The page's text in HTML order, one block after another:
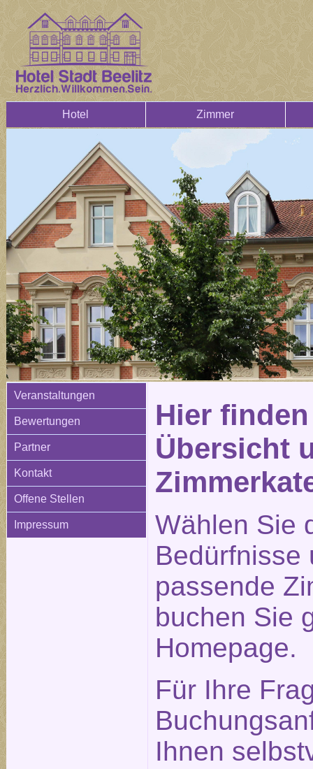
Hotel Zimmer
Veranstaltungen
Bewertungen
Partner
Kontakt
Offene Stellen
Impressum
Hier
Übersicht
Wählen Sie
Bedürfnisse
passende
buchen Sie
Homepage.
Für Ihre
Ihnen